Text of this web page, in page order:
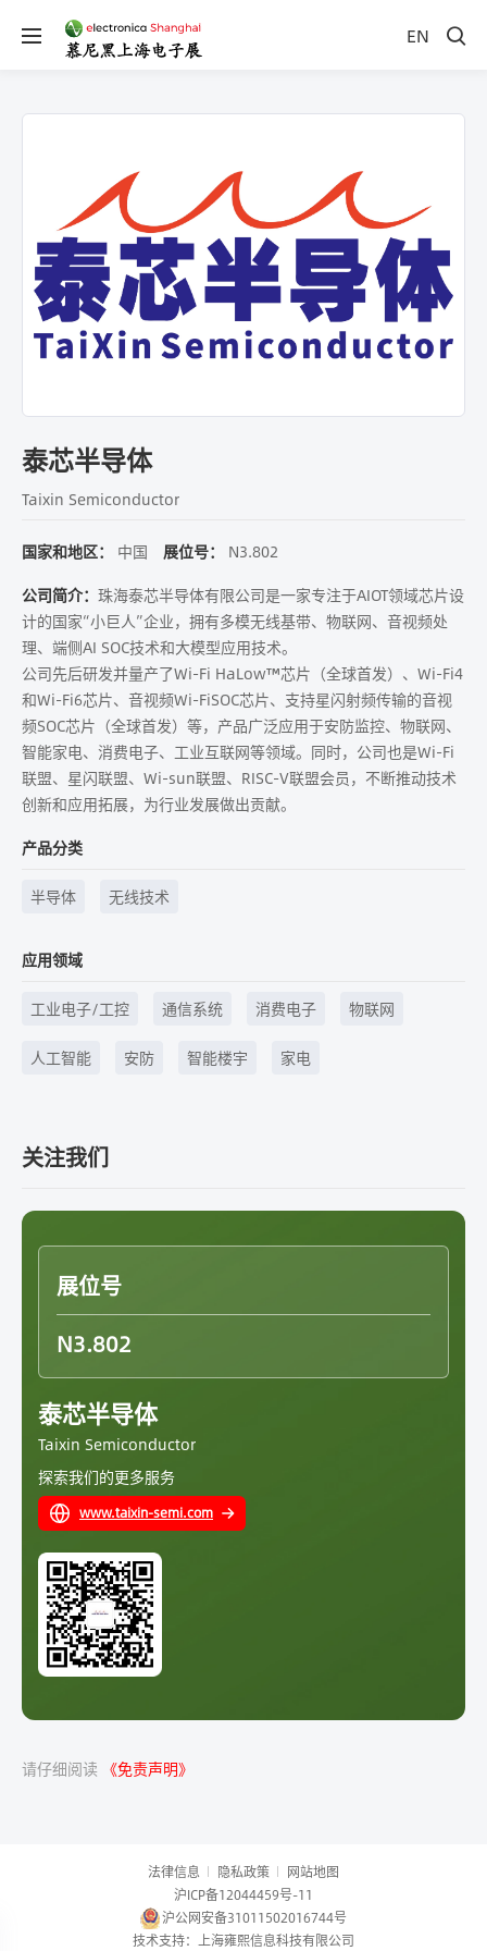
EN
泰芯半导体
Taixin Semiconductor
国家和地区： 中国 展位号：
N3.802
公司简介： 珠海泰芯半导体有限公司是一家专注于AIOT领域芯片设
计的国家“小巨人”企业，拥有多模无线基带、物联网、音视频处
理、端侧AI SOC技术和大模型应用技术。
公司先后研发并量产了Wi-Fi HaLow™芯片（全球首发）、Wi-Fi4
和Wi-Fi6芯片、音视频Wi-FiSOC芯片、支持星闪射频传输的音视
频SOC芯片（全球首发）等，产品广泛应用于安防监控、物联网、
智能家电、消费电子、工业互联网等领域。同时，公司也是Wi-Fi
联盟、星闪联盟、Wi-sun联盟、RISC-V联盟会员，不断推动技术
创新和应用拓展，为行业发展做出贡献。
产品分类
半导体 无线技术
应用领域
工业电子/工控 通信系统 消费电子 物联网
人工智能 安防 智能楼宇 家电
关注我们
展位号
N3.802
泰芯半导体
Taixin Semiconductor
探索我们的更多服务
www.taixin-semi.com
请仔细阅读 《免责声明》
法律信息 隐私政策
网站地图
沪ICP备12044459号-11
沪公网安备31011502016744号
技术支持：上海雍熙信息科技有限公司